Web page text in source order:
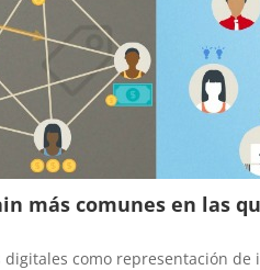
más comunes en las
digitales como representación